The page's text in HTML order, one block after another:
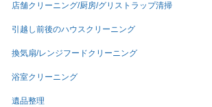
店舗クリーニング/厨房/グリストラップ清掃
引越し前後のハウスクリーニング
換気扇/レンジフードクリーニング
浴室クリーニング
遺品整理